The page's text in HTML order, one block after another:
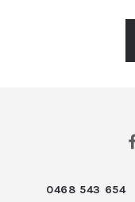
0468 543 654